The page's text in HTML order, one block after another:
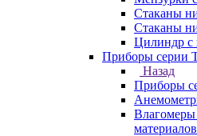
Стаканы
Стаканы
Цилиндр с
Приборы серии
Назад
Приборы
Влагомеры